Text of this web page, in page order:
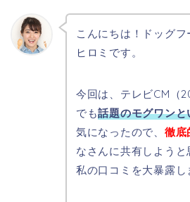
こんにちは！ドッグ
ヒロミです。
今回は、テレビCM（
でも話題のモグワン
気になったので、 徹底
なさんに共有しよう
私の口コミを大暴露し